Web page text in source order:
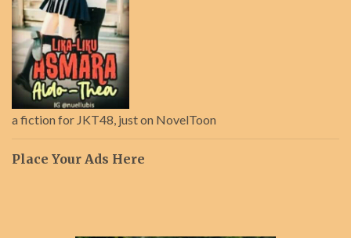
a fiction for JKT48, just on NovelToon
Place Your Ads Here